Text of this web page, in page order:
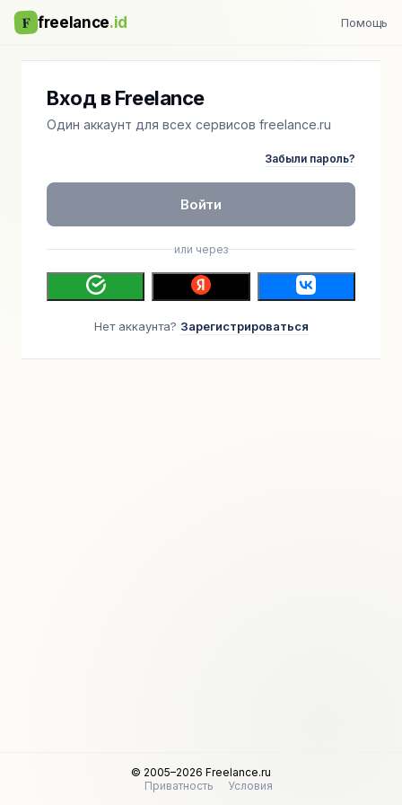
F freelance.id Помощь
Вход в Freelance
Один аккаунт для всех сервисов freelance.ru
Забыли пароль?
Войти
или через
Нет аккаунта? Зарегистрироваться
© 2005–2026 Freelance.ru
Приватность
Условия